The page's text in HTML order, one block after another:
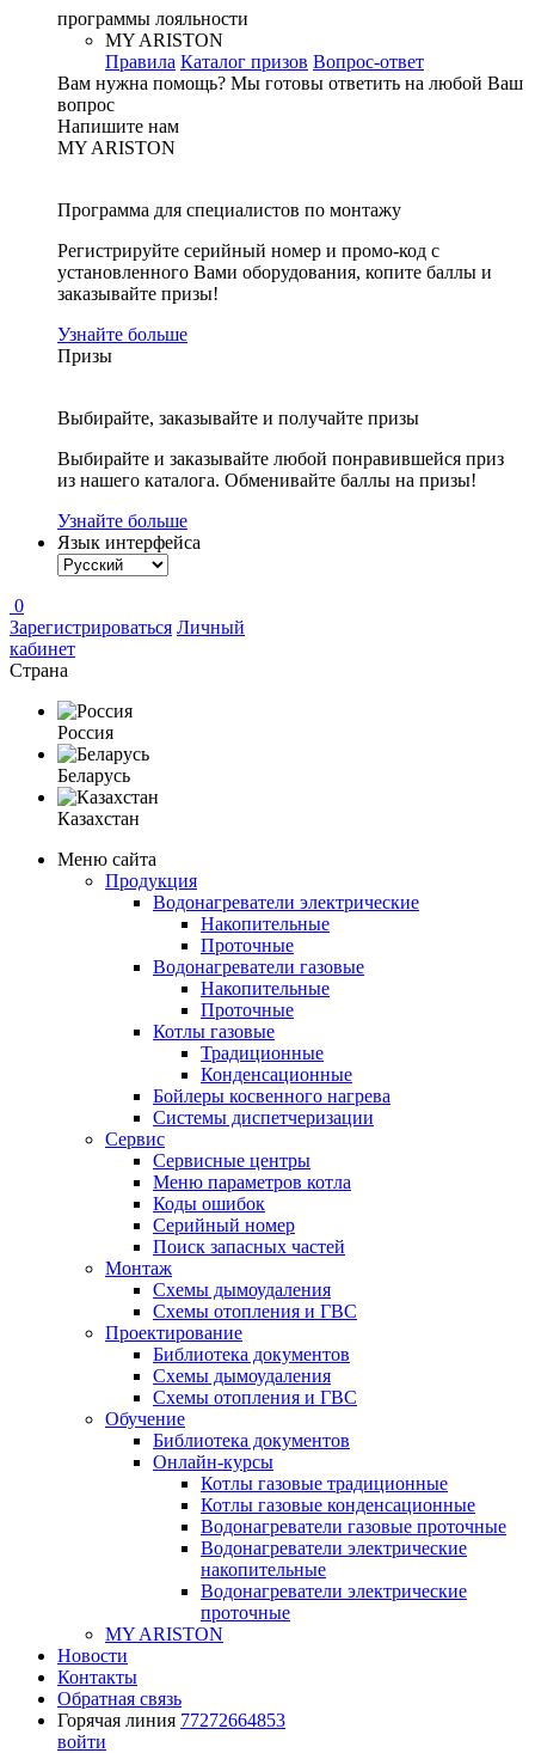
программы лояльности
MY ARISTON
Правила Каталог призов Вопрос-ответ
Вам нужна помощь? Мы готовы ответить на любой Ваш
вопрос
Напишите нам
MY ARISTON
Программа для специалистов по монтажу
Регистрируйте серийный номер и промо-код с
установленного Вами оборудования, копите баллы и
заказывайте призы!
Узнайте больше
Призы
Выбирайте, заказывайте и получайте призы
Выбирайте и заказывайте любой понравившейся приз
из нашего каталога. Обменивайте баллы на призы!
Узнайте больше
Язык интерфейса
0
Зарегистрироваться Личный
кабинет
Страна
Россия
Беларусь
Казахстан
Меню сайта
Продукция
Водонагреватели электрические
Накопительные
Проточные
Водонагреватели газовые
Накопительные
Проточные
Котлы газовые
Традиционные
Конденсационные
Бойлеры косвенного нагрева
Системы диспетчеризации
Сервис
Сервисные центры
Меню параметров котла
Коды ошибок
Серийный номер
Поиск запасных частей
Монтаж
Схемы дымоудаления
Схемы отопления и ГВС
Проектирование
Библиотека документов
Схемы дымоудаления
Схемы отопления и ГВС
Обучение
Библиотека документов
Онлайн-курсы
Котлы газовые традиционные
Котлы газовые конденсационные
Водонагреватели газовые проточные
Водонагреватели электрические
накопительные
Водонагреватели электрические
проточные
MY ARISTON
Новости
Контакты
Обратная связь
Горячая линия 77272664853
войти